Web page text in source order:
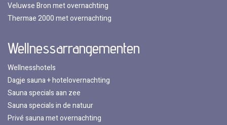
Veluwse Bron met overnachting
Thermae 2000 met overnachting
Wellnessarrangementen
Wellnesshotels
Dagje sauna + hotelovernachting
Sauna specials aan zee
Sauna specials in de natuur
Privé sauna met overnachting